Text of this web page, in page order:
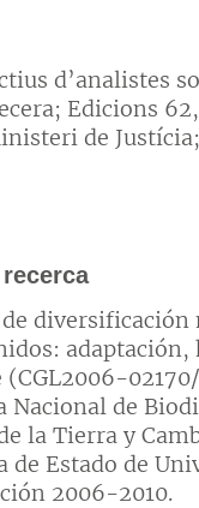
d’analistes
Edicions
de
adaptación,
(CGL2006-
Nacional de
la Tierra y
de Estado de
2006-2010.